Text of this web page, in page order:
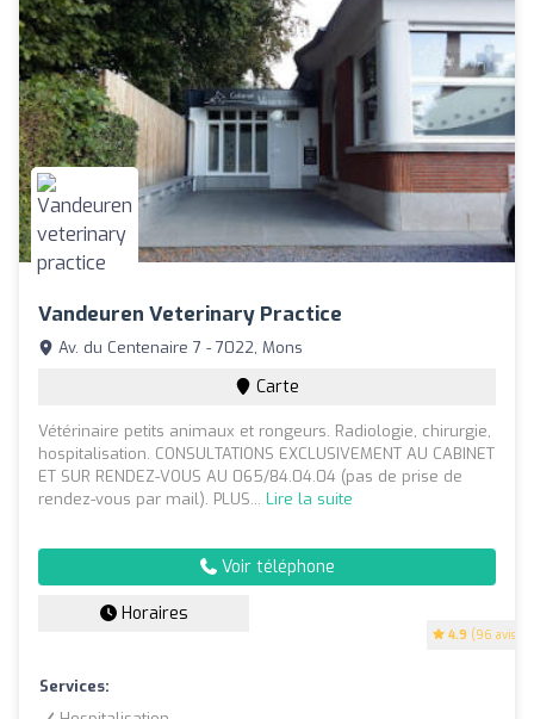
Vandeuren Veterinary Practice
4.9 (96 avis)
Av. du Centenaire 7 - 7022, Mons
Carte
Vétérinaire petits animaux et rongeurs. Radiologie, chirurgie,
hospitalisation. CONSULTATIONS EXCLUSIVEMENT AU CABINET
ET SUR RENDEZ-VOUS AU 065/84.04.04 (pas de prise de
rendez-vous par mail). PLUS... Lire la suite
Voir téléphone
Horaires
Services: